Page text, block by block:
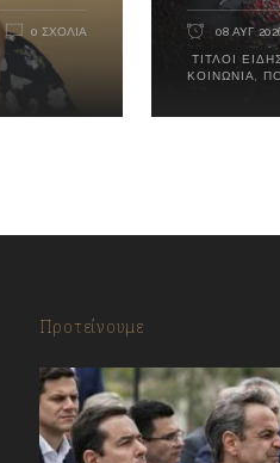
0 ΣΧΌΛΙΑ 08 ΑΥΓ
ΤΊΤΛΟΙ
ΚΟΙΝΩΝΊΑ
Προτείνουμε